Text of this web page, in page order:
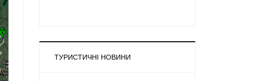
ТУРИСТИЧНІ НОВИНИ